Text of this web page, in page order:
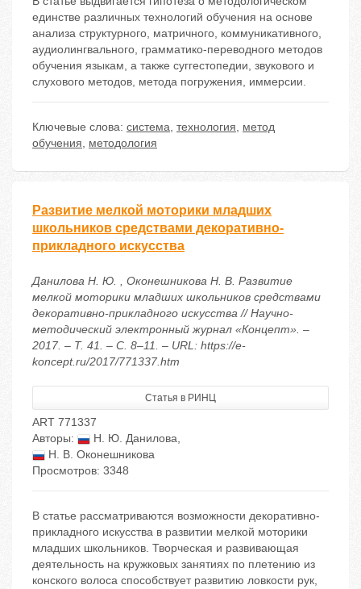
единстве различных технологий обучения на основе
анализа структурного, матричного, коммуникативного,
аудиолингвального, грамматико-переводного методов
обучения языкам, а также суггестопедии, звукового и
слухового методов, метода погружения, иммерсии.
Ключевые слова: система, технология, метод
обучения, методология
Развитие мелкой моторики младших
школьников средствами декоративно-
прикладного искусства
Данилова Н. Ю. , Оконешникова Н. В. Развитие
мелкой моторики младших школьников средствами
декоративно-прикладного искусства // Научно-
методический электронный журнал «Концепт». –
2017. – Т. 41. – С. 8–11. – URL: https://e-
koncept.ru/2017/771337.htm
Статья в РИНЦ
ART 771337
Авторы:
Н. Ю. Данилова,
Н. В. Оконешникова
Просмотров: 3348
В статье рассматриваются возможности декоративно-
прикладного искусства в развитии мелкой моторики
младших школьников. Творческая и развивающая
деятельность на кружковых занятиях по плетению из
конского волоса способствует развитию ловкости рук,